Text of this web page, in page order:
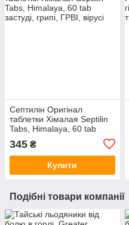
Септилін Оригінал
таблетки Хімалая Septilin
Tabs, Himalaya, 60 tab
застуді, грипі, ГРВІ, вірусі
345 ₴
Купити
Подібні товари компанії